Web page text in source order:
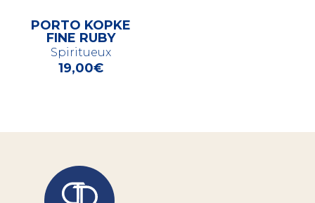
PORTO KOPKE
FINE RUBY
Spiritueux
19,00€